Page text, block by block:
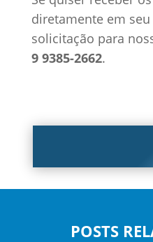
diretamente em
solicitação para
9 9385-2662.
POSTS